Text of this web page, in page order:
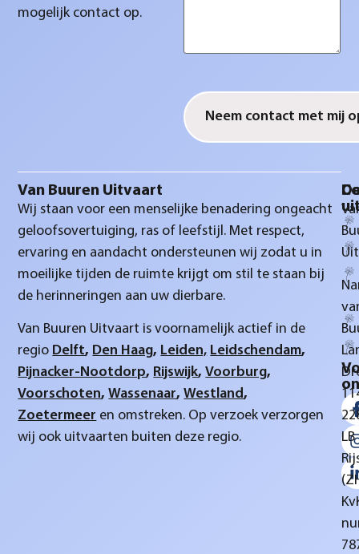
mogelijk contact op.
Van Buuren Uitvaart
Wij staan voor een menselijke benadering ongeacht
geloofsovertuiging, ras of leefstijl. Met respect,
ervaring en aandacht ondersteunen wij zodat u in
moeilijke tijden de ruimte krijgt om stil te staan bij
de herinneringen aan uw dierbare.
Van Buuren Uitvaart is voornamelijk actief in de
regio Delft, Den Haag, Leiden, Leidschendam,
Pijnacker-Nootdorp, Rijswijk,Voorburg,
Voorschoten,Wassenaar,Westland,
Zoetermeer en omstreken. Op verzoek verzorgen
wij ook uitvaarten buiten deze regio.
LB